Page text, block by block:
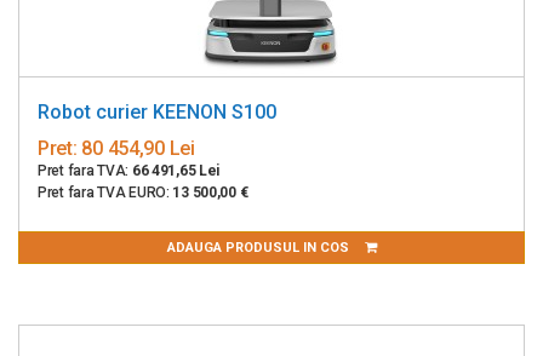
Robot curier KEENON S100
Pret: 80 454,90 Lei
Pret fara TVA: 66 491,65 Lei
Pret fara TVA EURO: 13 500,00 €
ADAUGA PRODUSUL IN COS